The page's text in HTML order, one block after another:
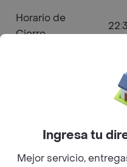
Horario de
Cierre
Yumi Sushi
(30)
Sushi
Ingresa tu
Mejor servicio,